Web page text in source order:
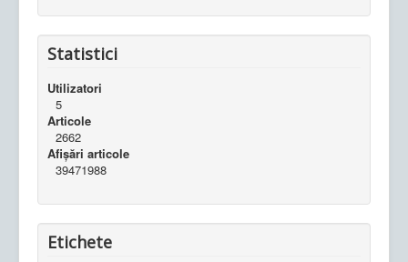
Statistici
Utilizatori
5
Articole
2662
Afișări articole
39471988
Etichete